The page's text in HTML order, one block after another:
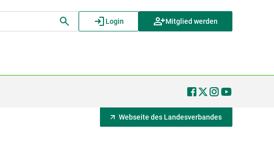
Login Mitglied werden
Webseite des Landesverbandes